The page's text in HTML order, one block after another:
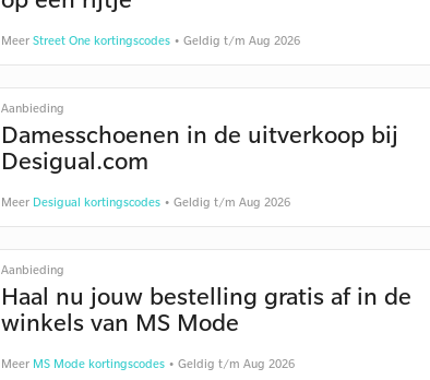
Meer Street One kortingscodes• Geldig t/m Aug 2026
Aanbieding
Damesschoenen in de uitverkoop bij
Desigual.com
Meer Desigual kortingscodes• Geldig t/m Aug 2026
Aanbieding
Haal nu jouw bestelling gratis af in de
winkels van MS Mode
Meer MS Mode kortingscodes• Geldig t/m Aug 2026